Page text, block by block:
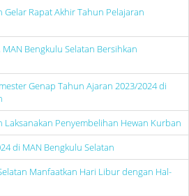
Gelar Rapat Akhir Tahun Pelajaran
MAN Bengkulu Selatan Bersihkan
Genap Tahun Ajaran 2023/2024 di
Laksanakan Penyembelihan Hewan Kurban
di MAN Bengkulu Selatan
Manfaatkan Hari Libur dengan Hal-